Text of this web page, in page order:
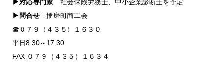
▶対応専門家 社会保険労務士、中小企業診断士を予定
▶問合せ 播磨町商工会
☎０７９（４３５）１６３０
平日8:30～17:30
FAX ０７９（４３５）１６３４